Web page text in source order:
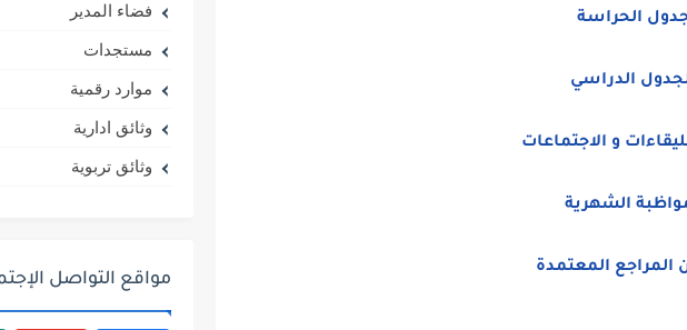
الحراسة
الدراسي
و الاجتماعات
الشهرية
المراجع المعتمدة
فضاء المدير
مستجدات
موارد رقمية
وثائق ادارية
وثائق تربوية
مواقع التواصل